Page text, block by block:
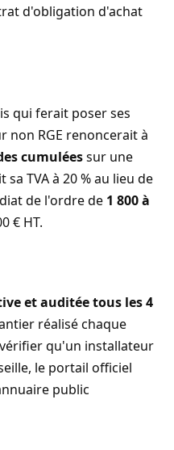
d'obligation d'achat
qui ferait poser ses
non RGE renoncerait à
cumuléessur une
TVA à 20 % au lieu de
de l'ordre de 1 800 à
€ HT.
et auditée tous les 4
réalisé chaque
qu'un installateur
le portail officiel
public